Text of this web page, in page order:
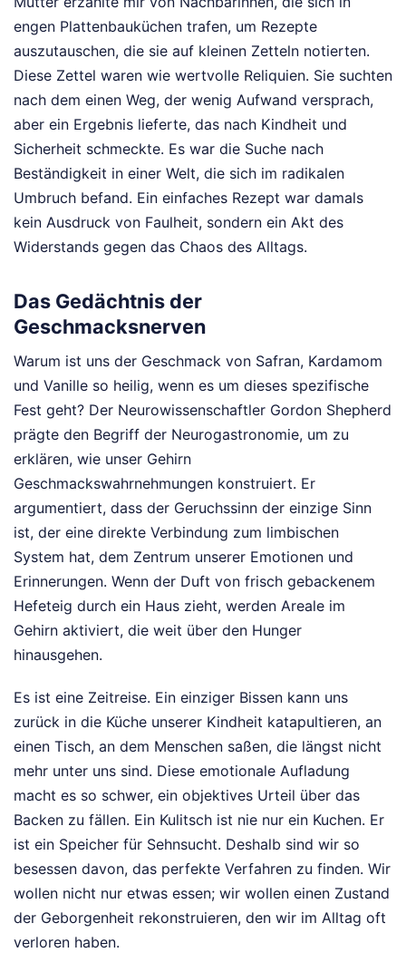
engen Plattenbauküchen trafen, um Rezepte
auszutauschen, die sie auf kleinen Zetteln notierten.
Diese Zettel waren wie wertvolle Reliquien. Sie suchten
nach dem einen Weg, der wenig Aufwand versprach,
aber ein Ergebnis lieferte, das nach Kindheit und
Sicherheit schmeckte. Es war die Suche nach
Beständigkeit in einer Welt, die sich im radikalen
Umbruch befand. Ein einfaches Rezept war damals
kein Ausdruck von Faulheit, sondern ein Akt des
Widerstands gegen das Chaos des Alltags.
Das Gedächtnis der
Geschmacksnerven
Warum ist uns der Geschmack von Safran, Kardamom
und Vanille so heilig, wenn es um dieses spezifische
Fest geht? Der Neurowissenschaftler Gordon Shepherd
prägte den Begriff der Neurogastronomie, um zu
erklären, wie unser Gehirn
Geschmackswahrnehmungen konstruiert. Er
argumentiert, dass der Geruchssinn der einzige Sinn
ist, der eine direkte Verbindung zum limbischen
System hat, dem Zentrum unserer Emotionen und
Erinnerungen. Wenn der Duft von frisch gebackenem
Hefeteig durch ein Haus zieht, werden Areale im
Gehirn aktiviert, die weit über den Hunger
hinausgehen.
Es ist eine Zeitreise. Ein einziger Bissen kann uns
zurück in die Küche unserer Kindheit katapultieren, an
einen Tisch, an dem Menschen saßen, die längst nicht
mehr unter uns sind. Diese emotionale Aufladung
macht es so schwer, ein objektives Urteil über das
Backen zu fällen. Ein Kulitsch ist nie nur ein Kuchen. Er
ist ein Speicher für Sehnsucht. Deshalb sind wir so
besessen davon, das perfekte Verfahren zu finden. Wir
wollen nicht nur etwas essen; wir wollen einen Zustand
der Geborgenheit rekonstruieren, den wir im Alltag oft
verloren haben.